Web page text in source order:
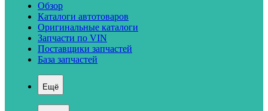
Обзор
Каталоги автотоваров
Оригинальные каталоги
Запчасти по VIN
Поставщики запчастей
База запчастей
Ещё